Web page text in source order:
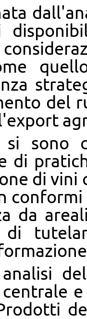
del
sono
di
di vini
da
di
analisi
centrale